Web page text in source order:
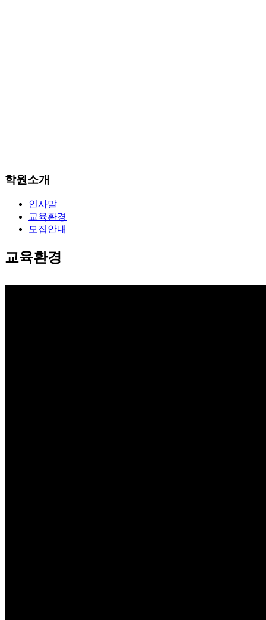
학원소개
인사말
교육환경
모집안내
교육환경